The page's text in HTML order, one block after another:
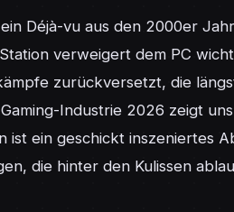
Déjà-vu aus den 2000er
verweigert dem PC
zurückversetzt, die
Industrie 2026 zeigt
ist ein geschickt inszeniertes
die hinter den Kulissen